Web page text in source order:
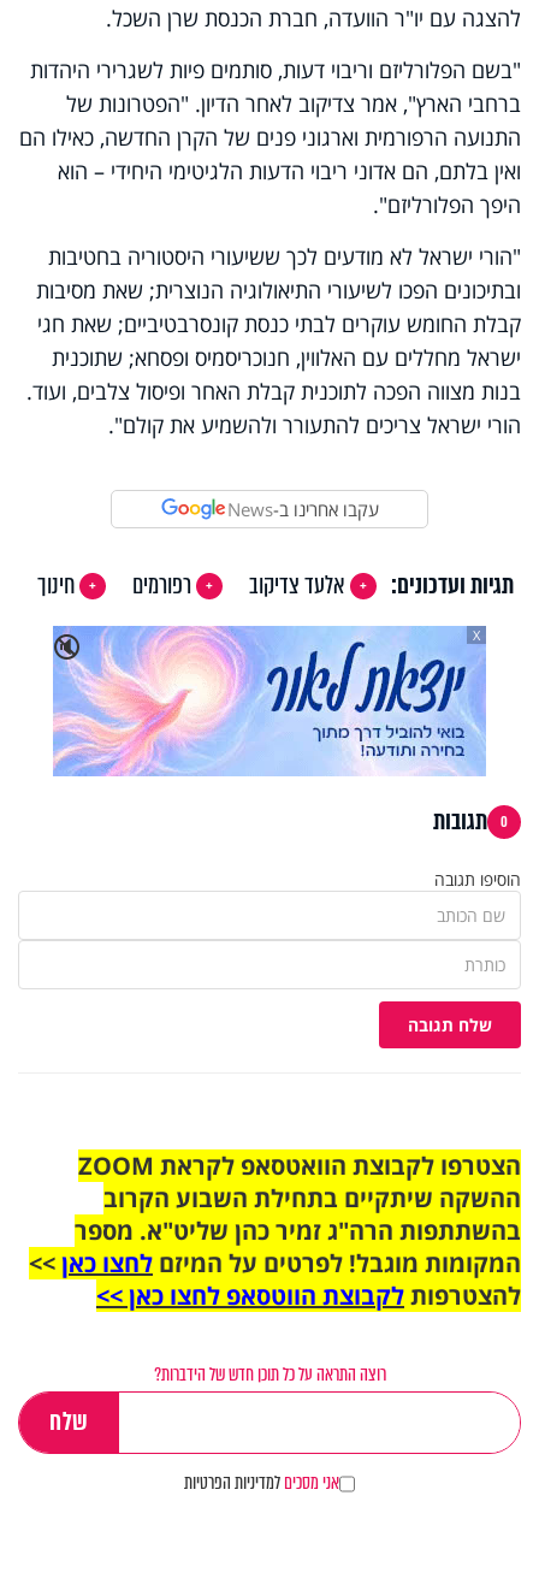
להצגה עם יו"ר הוועדה, חברת הכנסת שרן השכל.
"בשם הפלורליזם וריבוי דעות, סותמים פיות לשגרירי היהדות
ברחבי הארץ", אמר צדיקוב לאחר הדיון. "הפטרונות של
התנועה הרפורמית וארגוני פנים של הקרן החדשה, כאילו הם
ואין בלתם, הם אדוני ריבוי הדעות הלגיטימי היחידי – הוא
היפך הפלורליזם".
"הורי ישראל לא מודעים לכך ששיעורי היסטוריה בחטיבות
ובתיכונים הפכו לשיעורי התיאולוגיה הנוצרית; שאת מסיבות
קבלת החומש עוקרים לבתי כנסת קונסרבטיביים; שאת חגי
ישראל מחללים עם האלווין, חנוכריסמיס ופסחא; שתוכנית
בנות מצווה הפכה לתוכנית קבלת האחר ופיסול צלבים, ועוד.
הורי ישראל צריכים להתעורר ולהשמיע את קולם".
עקבו אחרינו ב-News
תגיות ועדכונים: אלעד צדיקוב רפורמים
חינוך
🔇
X
0 תגובות
הוסיפו תגובה
שלח תגובה
הצטרפו לקבוצת הוואטסאפ לקראת ZOOM
ההשקה שיתקיים בתחילת השבוע הקרוב
בהשתתפות הרה"ג זמיר כהן שליט"א. מספר
המקומות מוגבל! לפרטים על המיזם לחצו כאן>>
להצטרפותלקבוצת הווטסאפ לחצו כאן >>
רוצה התראה על כל תוכן חדש של הידברות?
אני מסכיםלמדיניות הפרטיות